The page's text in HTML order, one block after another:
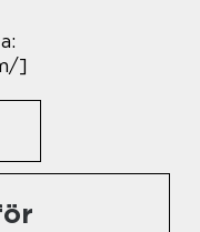
]